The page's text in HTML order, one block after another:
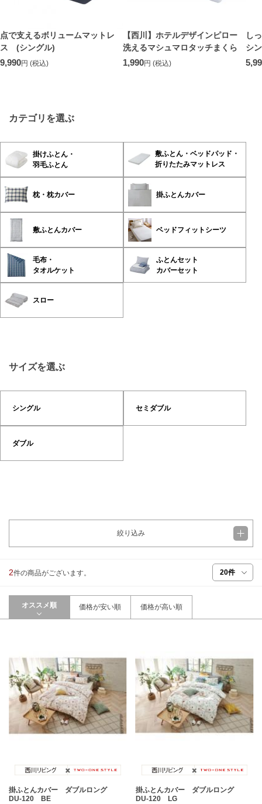
点で支えるボリュームマットレ
ス (シングル)
9,990円 (税込)
【西川】ホテルデザインピロー
洗えるマシュマロタッチまくら
1,990円 (税込)
し
シ
カテゴリを選ぶ
掛けふとん・
羽毛ふとん
敷ふとん・ベッドパッド・
折りたたみマットレス
枕・枕カバー 掛ふとんカバー
敷ふとんカバー ベッドフィットシーツ
毛布・
タオルケット
ふとんセット
カバーセット
スロー
サイズを選ぶ
シングル セミダブル
ダブル
絞り込み
2件の商品がございます。
オススメ順 価格が安い順 価格が高い順
掛ふとんカバー ダブルロング
DU-120 BE
掛ふとんカバー ダブルロング
DU-120 LG